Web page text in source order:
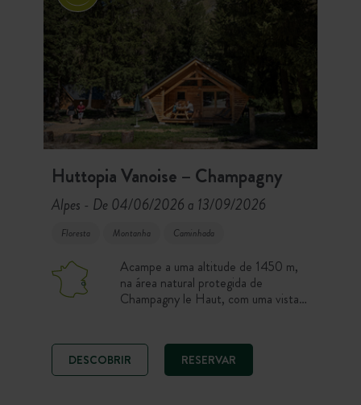
Huttopia Vanoise – Champagny
Alpes - De 04/06/2026 a 13/09/2026
Floresta Montanha Caminhada
Acampe a uma altitude de 1450 m,
na área natural protegida de
Champagny le Haut, com uma vista
Grande Motte e a Grande Casse. O
destino de sonho para os campistas
que gostam de caminhadas, natureza
DESCOBRIR RESERVAR